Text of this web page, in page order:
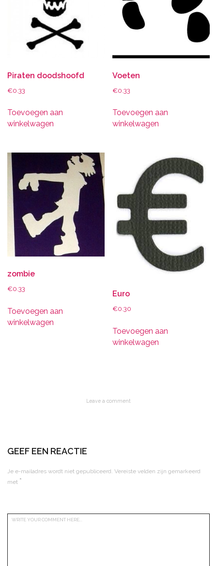
Piraten doodshoofd
€0.33
Toevoegen aan
winkelwagen
Voeten
€0.33
Toevoegen aan
winkelwagen
zombie
€0.33
Toevoegen aan
winkelwagen
Euro
€0.30
Toevoegen aan
winkelwagen
Leave a comment
GEEF EEN REACTIE
Je e-mailadres wordt niet gepubliceerd. Vereiste velden zijn gemarkeerd
met *